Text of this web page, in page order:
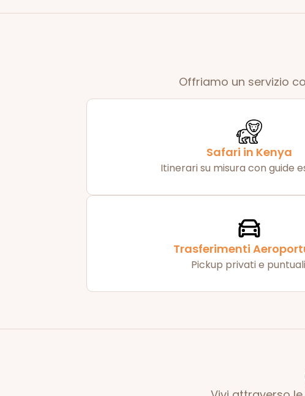
Offriamo un servizio
Safari in Kenya
Itinerari su misura con guide
Trasferimenti
Pickup privati e